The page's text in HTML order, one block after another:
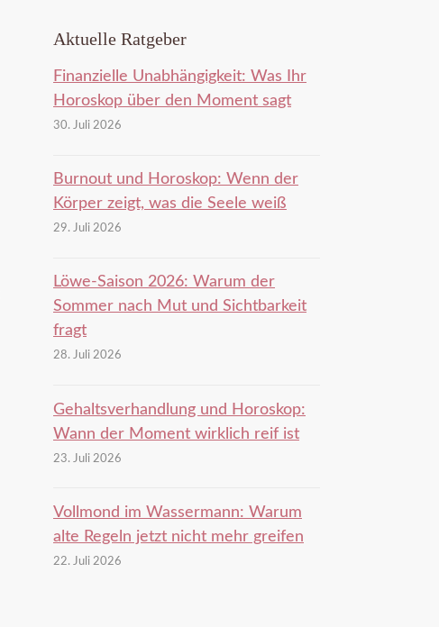
Aktuelle Ratgeber
Finanzielle Unabhängigkeit: Was Ihr
Horoskop über den Moment sagt
30. Juli 2026
Burnout und Horoskop: Wenn der
Körper zeigt, was die Seele weiß
29. Juli 2026
Löwe-Saison 2026: Warum der
Sommer nach Mut und Sichtbarkeit
fragt
28. Juli 2026
Gehaltsverhandlung und Horoskop:
Wann der Moment wirklich reif ist
23. Juli 2026
Vollmond im Wassermann: Warum
alte Regeln jetzt nicht mehr greifen
22. Juli 2026